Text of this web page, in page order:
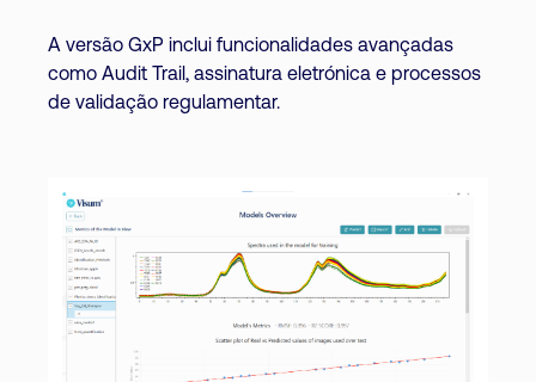
A versão GxP inclui funcionalidades avançadas
como Audit Trail, assinatura eletrónica e processos
de validação regulamentar.